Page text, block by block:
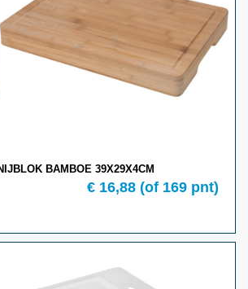
BAMBOE 39X29X4CM
€ 16,88 (of 169 pnt)